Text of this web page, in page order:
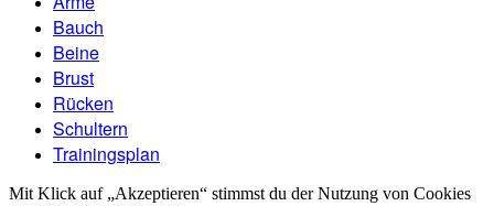
Bauch
Beine
Brust
Rücken
Schultern
Trainingsplan
Mit Klick auf „Akzeptieren“ stimmst du der Nutzung von Cookies